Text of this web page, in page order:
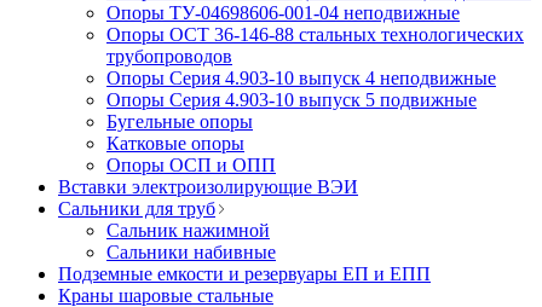
Опоры ТУ-04698606-001-04 неподвижные
Опоры ОСТ 36-146-88 стальных технологических
трубопроводов
Опоры Серия 4.903-10 выпуск 4 неподвижные
Опоры Серия 4.903-10 выпуск 5 подвижные
Бугельные опоры
Катковые опоры
Опоры ОСП и ОПП
Вставки электроизолирующие ВЭИ
Сальники для труб
Сальник нажимной
Сальники набивные
Подземные емкости и резервуары ЕП и ЕПП
Краны шаровые стальные